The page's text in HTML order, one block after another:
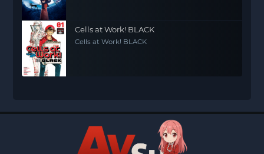
Cells at Work! BLACK
Cells at Work! BLACK